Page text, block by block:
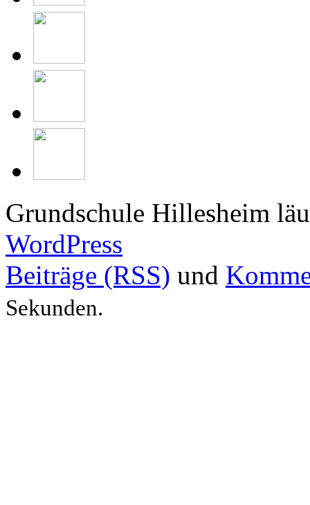
Grundschule Hillesheim
WordPress
Beiträge (RSS) und
Sekunden.